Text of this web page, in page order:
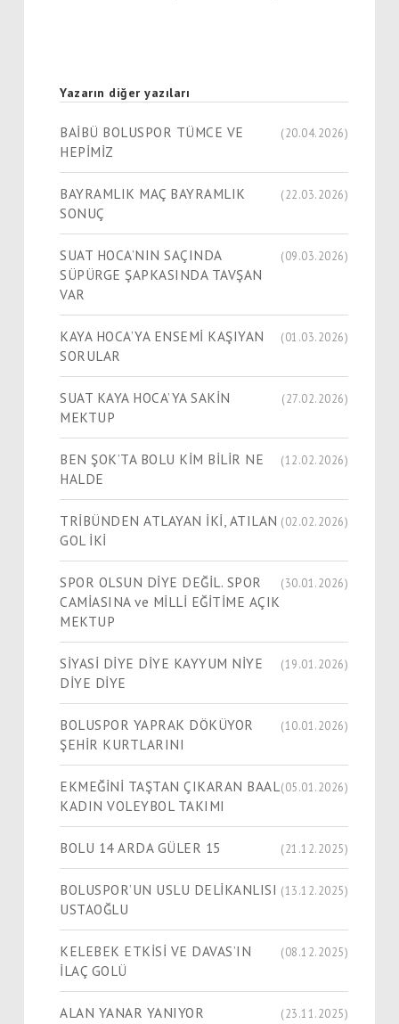
Yazarın diğer yazıları
BAİBÜ BOLUSPOR TÜMCE VE
HEPİMİZ
(20.04.2026)
BAYRAMLIK MAÇ BAYRAMLIK
SONUÇ
(22.03.2026)
SUAT HOCA’NIN SAÇINDA
SÜPÜRGE ŞAPKASINDA TAVŞAN
VAR
(09.03.2026)
KAYA HOCA’YA ENSEMİ KAŞIYAN
SORULAR
(01.03.2026)
SUAT KAYA HOCA’YA SAKİN
MEKTUP
(27.02.2026)
BEN ŞOK’TA BOLU KİM BİLİR NE
HALDE
(12.02.2026)
TRİBÜNDEN ATLAYAN İKİ, ATILAN
GOL İKİ
(02.02.2026)
SPOR OLSUN DİYE DEĞİL. SPOR
CAMİASINA ve MİLLİ EĞİTİME AÇIK
MEKTUP
(30.01.2026)
SİYASİ DİYE DİYE KAYYUM NİYE
DİYE DİYE
(19.01.2026)
BOLUSPOR YAPRAK DÖKÜYOR
ŞEHİR KURTLARINI
(10.01.2026)
EKMEĞİNİ TAŞTAN ÇIKARAN BAAL
KADIN VOLEYBOL TAKIMI
(05.01.2026)
BOLU 14 ARDA GÜLER 15 (21.12.2025)
BOLUSPOR’UN USLU DELİKANLISI
USTAOĞLU
(13.12.2025)
KELEBEK ETKİSİ VE DAVAS’IN
İLAÇ GOLÜ
(08.12.2025)
ALAN YANAR YANIYOR (23.11.2025)